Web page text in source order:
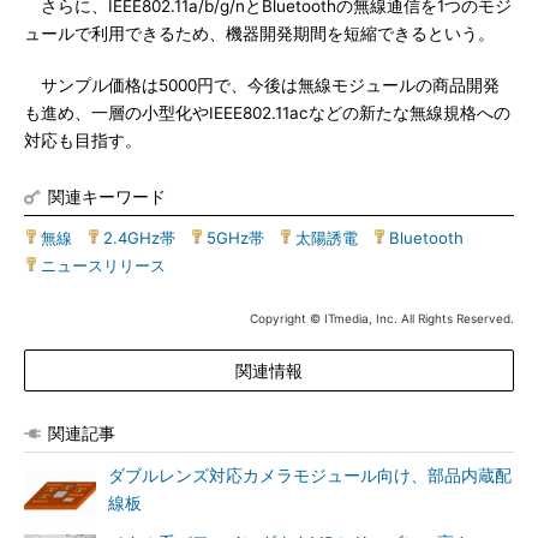
さらに、IEEE802.11a/b/g/nとBluetoothの無線通信を1つのモジ
ュールで利用できるため、機器開発期間を短縮できるという。
サンプル価格は5000円で、今後は無線モジュールの商品開発
も進め、一層の小型化やIEEE802.11acなどの新たな無線規格への
対応も目指す。
関連キーワード
無線 2.4GHz帯 5GHz帯 太陽誘電 Bluetooth
ニュースリリース
Copyright © ITmedia, Inc. All Rights Reserved.
関連情報
関連記事
ダブルレンズ対応カメラモジュール向け、部品内蔵配
線板